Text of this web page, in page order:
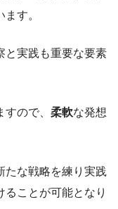
す。
と実践も重要な要素
ので、 柔軟な発想
たな戦略を練り実践
ことが可能となり